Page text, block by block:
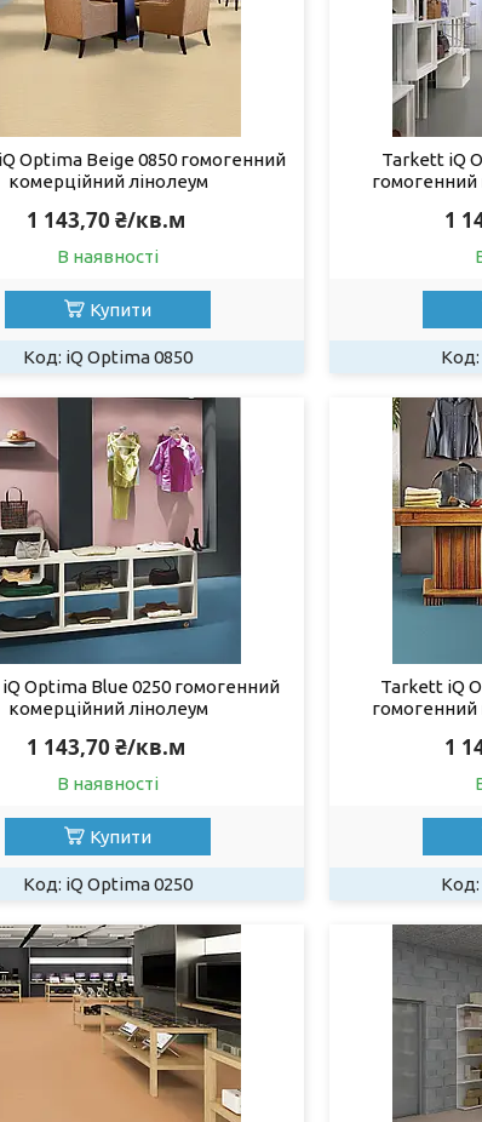
Optima Beige 0850 гомогенний
комерційний лінолеум
1 143,70 ₴/кв.м
В наявності
Купити
iQ Optima 0850
Tarkett iQ
гомогенний
1
Optima Blue 0250 гомогенний
комерційний лінолеум
1 143,70 ₴/кв.м
В наявності
Купити
iQ Optima 0250
Tarkett iQ
гомогенний
1